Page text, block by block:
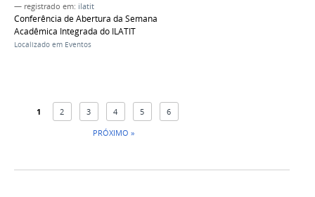
— registrado em: ilatit
Conferência de Abertura da Semana
Acadêmica Integrada do ILATIT
Localizado em Eventos
1 2 3 4 5
6
PRÓXIMO »